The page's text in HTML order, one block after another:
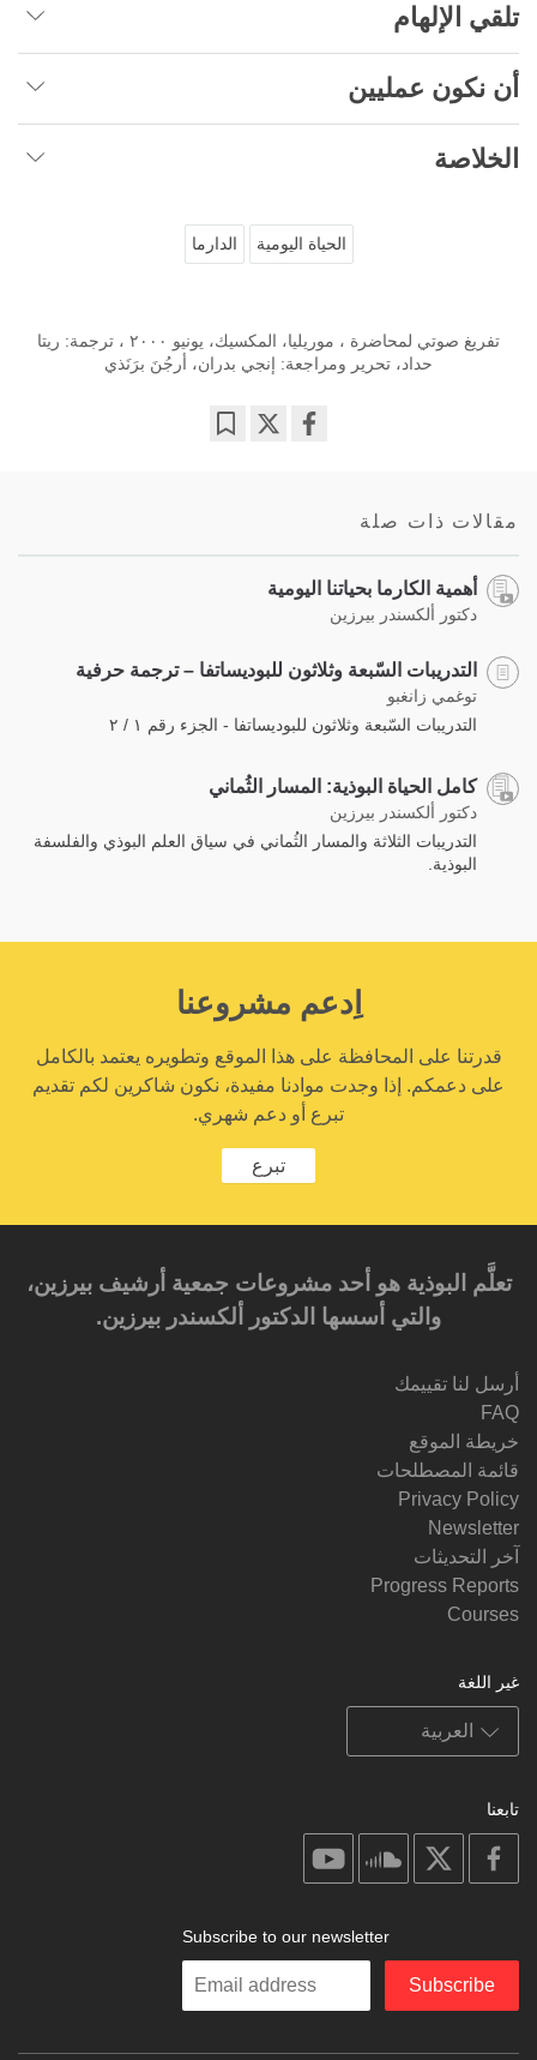
تلقي الإلهام
أن نكون عمليين
الخلاصة
الحياة اليومية الدارما
تفريغ صوتي لمحاضرة ، موريليا، المكسيك، يونيو ٢٠٠٠ ، ترجمة: ريتا
حداد، تحرير ومراجعة: إنجي بدران، أرجُنَ برَنَذي
مقالات ذات صلة
أهمية الكارما بحياتنا اليومية
دكتور ألكسندر بيرزين
التدريبات السّبعة وثلاثون للبوديساتفا – ترجمة حرفية
توغمي زانغبو
التدريبات السّبعة وثلاثون للبوديساتفا - الجزء رقم ١ / ٢
كامل الحياة البوذية: المسار الثُماني
دكتور ألكسندر بيرزين
التدريبات الثلاثة والمسار الثُماني في سياق العلم البوذي والفلسفة
البوذية.
اِدعم مشروعنا
قدرتنا على المحافظة على هذا الموقع وتطويره يعتمد بالكامل
على دعمكم. إذا وجدت موادنا مفيدة، نكون شاكرين لكم تقديم
تبرع أو دعم شهري.
تبرع
تعلَّم البوذية هو أحد مشروعات جمعية أرشيف بيرزين،
والتي أسسها الدكتور ألكسندر بيرزين.‎‎
أرسل لنا تقييمك
FAQ
خريطة الموقع
قائمة المصطلحات
Privacy Policy
Newsletter
آخر التحديثات
Progress Reports
Courses
غير اللغة
تابعنا
facebook
soundcloud
Subscribe to our newsletter
Enter
Subscribe